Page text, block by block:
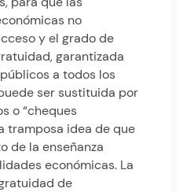
no
y el grado de
garantizada
a todos los
ser sustituida por
o “cheques
tramposa idea de que
de la enseñanza
económicas. La
de